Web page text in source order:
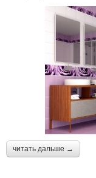
читать дальше →